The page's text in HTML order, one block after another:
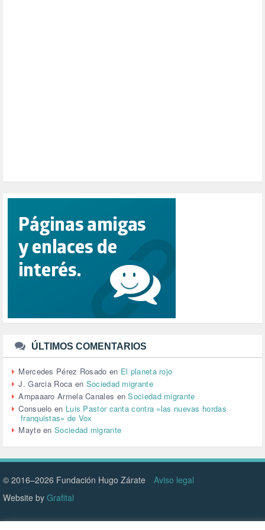
PUERTO DE VALENCIA (1)
RACISMO (1)
RELIGIÓN (114)
REPUBLICA (1)
SALUD (108)
SENSIBILIZACIÓN (576)
SINDICATOS (12)
TTIP (6)
URBANISMO (1)
URBANIZACIÓN (1)
VEJEZ (1)
VENEZUELA (3)
VENEZULA (1)
VIAJES (1)
VIOLENCIA (2)
VIOLENCIA DE GÉNERO (223)
VIVIENDA (9)
VOLODIMIR ZELENSKY (1)
ÚLTIMOS COMENTARIOS
Mercedes Pérez Rosado en El planeta rojo
J. Garcia Roca en Sociedad migrante
Ampaaaro Armela Canales enSociedad migrante
Consuelo en Luis Pastor canta contra «las nuevas hordas
franquistas» de Vox
MayteenSociedad migrante
© 2016–2026 Fundación Hugo Zárate
Aviso legal
Website by Grafital